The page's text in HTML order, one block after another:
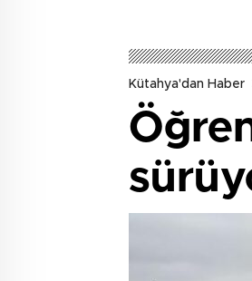
Kütahya'dan Haber